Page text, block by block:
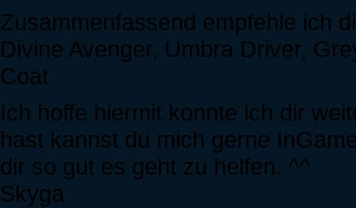
Zusammenfassend empfehle ich
Divine Avenger, Umbra Driver,
Coat
Ich hoffe hiermit konnte ich dir
hast kannst du mich gerne
dir so gut es geht zu helfen. ^^
Skyga